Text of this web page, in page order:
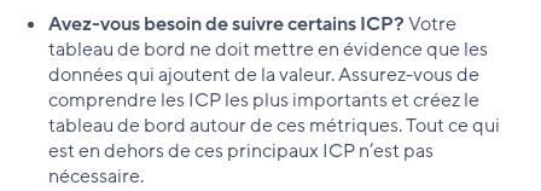
Avez-vous besoin de suivre certains ICP?Votre
tableau de bord ne doit mettre en évidence que les
données qui ajoutent de la valeur. Assurez-vous de
comprendre les ICP les plus importants et créez le
tableau de bord autour de ces métriques. Tout ce qui
est en dehors de ces principaux ICP n’est pas
nécessaire.